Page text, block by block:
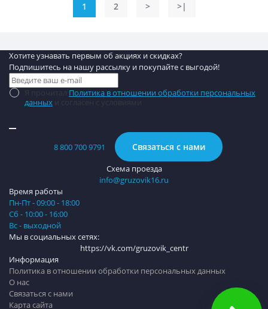
1 2 > >|
Хотите узнавать первым об акциях и скидках?
Подпишитесь на нашу рассылку и покупайте с выгодой!
Политика в отношении обработки персональных
данных
8 800 700 9791 Связаться с нами
Схема проезда
info@gruzovik16.ru
Информация
Политика в отношении обработки персональных данных
О нас
Связаться с нами
Карта сайта
Время работы
Пн-Пт - 09:00 - 18:00
Сб - 10:00 - 16:00
Вс - выходной
Мы в социальных сетях:
https://vk.com/gruzovik_centr